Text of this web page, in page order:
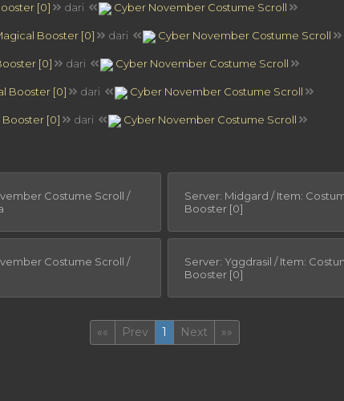
[0] dari Cyber November Costume Scroll
Booster [0] dari Cyber November Costume Scroll
[0] dari Cyber November Costume Scroll
Booster [0] dari Cyber November Costume Scroll
Booster [0] dari Cyber November Costume Scroll
Costume Scroll /
Server: Midgard / Item:
Booster [0]
Costume Scroll /
Server: Yggdrasil / Item:
Booster [0]
««FirstPrev 1 (current)
Next »»Last